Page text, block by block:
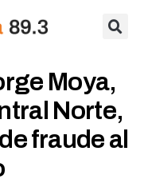
Moya,
Norte,
fraude al